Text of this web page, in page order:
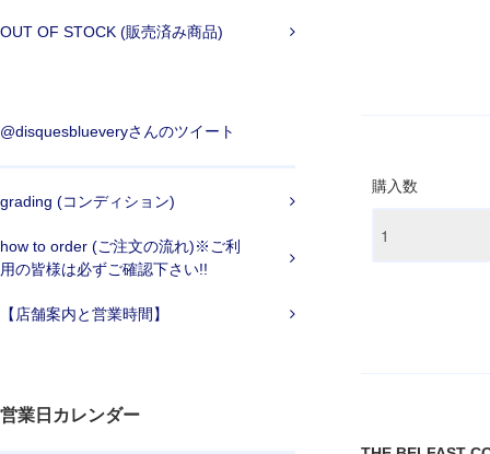
OUT OF STOCK (販売済み商品)
@disquesblueveryさんのツイート
grading (コンディション)
how to order (ご注文の流れ)※ご利
用の皆様は必ずご確認下さい!!
【店舗案内と営業時間】
営業日カレンダー
購入数